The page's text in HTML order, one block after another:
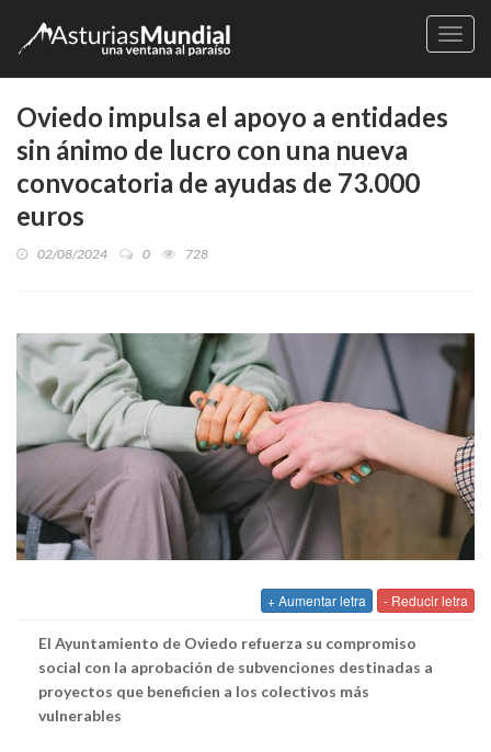
Oviedo impulsa el apoyo a entidades
sin ánimo de lucro con una nueva
convocatoria de ayudas de 73.000
euros
02/08/2024 0 728
+ Aumentar letra - Reducir letra
El Ayuntamiento de Oviedo refuerza su compromiso
social con la aprobación de subvenciones destinadas a
proyectos que beneficien a los colectivos más
vulnerables